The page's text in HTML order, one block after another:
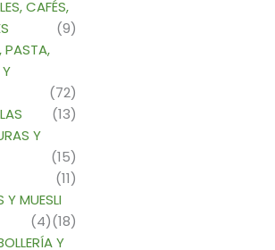
CAFÉS,
(9)
PASTA,
Y
(72)
(13)
Y
(15)
(11)
Y MUESLI
(18)
(4)
Y